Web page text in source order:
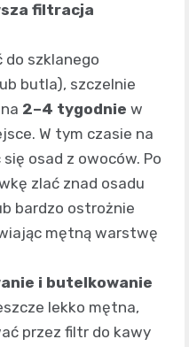
filtracja
do szklanego
butla), szczelnie
2–4 tygodnie w
W tym czasie na
osad z owoców. Po
zlać znad osadu
bardzo ostrożnie
mętną warstwę
i butelkowanie
lekko mętna,
przez filtr do kawy